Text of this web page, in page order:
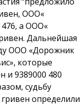
ООО«
476, а ООО«
Дальнейшая
ООО «Дорожник
которые
и 9389000 480
судьбу
определили